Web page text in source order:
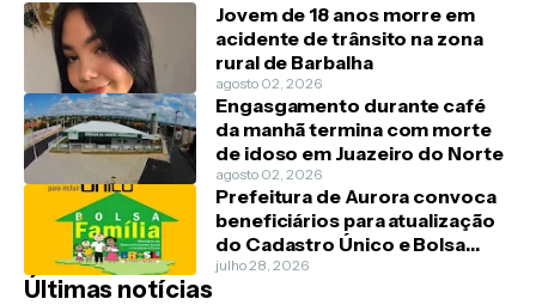
Jovem de 18 anos morre em
acidente de trânsito na zona
rural de Barbalha
agosto 02, 2026
Engasgamento durante café
da manhã termina com morte
de idoso em Juazeiro do Norte
agosto 02, 2026
Prefeitura de Aurora convoca
beneficiários para atualização
do Cadastro Único e Bolsa
Família
julho 28, 2026
Últimas notícias